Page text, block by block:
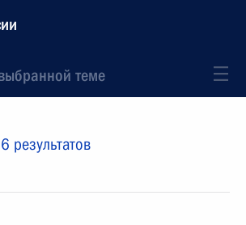
теме
результатов